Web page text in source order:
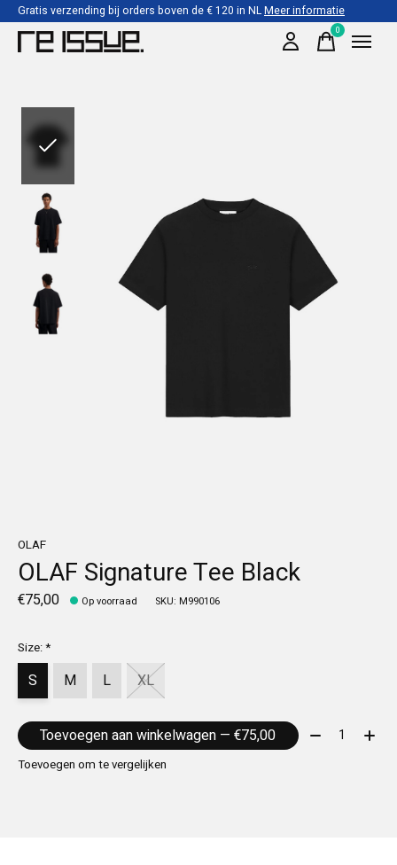
Gratis verzending bij orders boven de € 120 in NLMeer informatie
0items
OLAF
OLAF Signature Tee Black
€75,00 Op voorraad SKU: M990106
Size:*
S M L XL
Toevoegen aan winkelwagen — €75,00 Aantal:
Toevoegen om te vergelijken